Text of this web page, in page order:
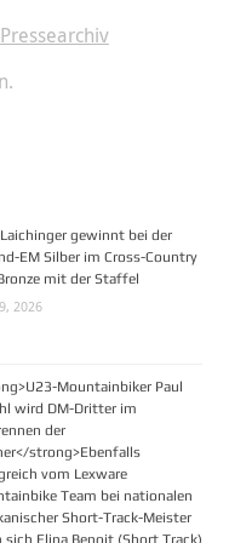
Pressearchiv
gewinnt bei der
EM Silber im Cross-Country
mit der Staffel
2026
Mountainbiker Paul
wird DM-Dritter im
der
strong>Ebenfalls
vom Lexware
Team bei nationalen
Short-Track-Meister